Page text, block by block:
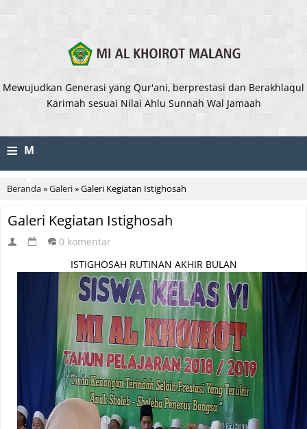
Mewujudkan Generasi yang Qur'ani, berprestasi dan Berakhlaqul
Karimah sesuai Nilai Ahlu Sunnah Wal Jamaah
≡ M
Beranda»Galeri»Galeri Kegiatan Istighosah
Galeri Kegiatan Istighosah
0 komentar
ISTIGHOSAH RUTINAN AKHIR BULAN